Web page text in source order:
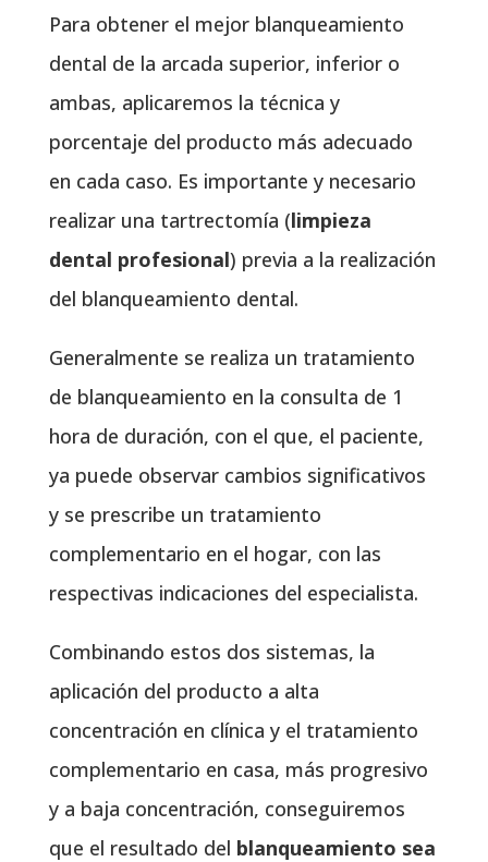
Para obtener el mejor blanqueamiento
dental de la arcada superior, inferior o
ambas, aplicaremos la técnica y
porcentaje del producto más adecuado
en cada caso. Es importante y necesario
realizar una tartrectomía (limpieza
dental profesional) previa a la realización
del blanqueamiento dental.
Generalmente se realiza un tratamiento
de blanqueamiento en la consulta de 1
hora de duración, con el que, el paciente,
ya puede observar cambios significativos
y se prescribe un tratamiento
complementario en el hogar, con las
respectivas indicaciones del especialista.
Combinando estos dos sistemas, la
aplicación del producto a alta
concentración en clínica y el tratamiento
complementario en casa, más progresivo
y a baja concentración, conseguiremos
que el resultado del blanqueamiento sea